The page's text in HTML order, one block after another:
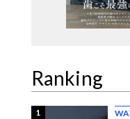
Ranking
1